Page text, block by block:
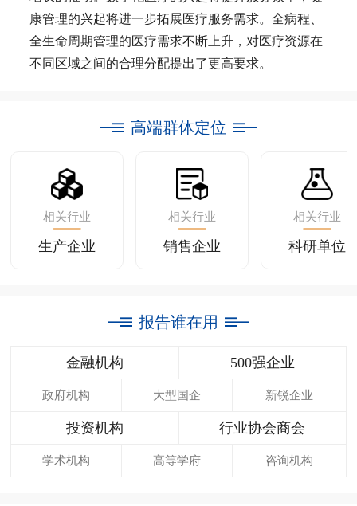
康管理的兴起将进一步拓展医疗服务需求。全病程、
全生命周期管理的医疗需求不断上升，对医疗资源在
不同区域之间的合理分配提出了更高要求。
高端群体定位
相关行业
生产企业
相关行业
销售企业
相关行业
科研单位
报告谁在用
金融机构 500强企业
政府机构 大型国企 新锐企业
投资机构 行业协会商会
学术机构 高等学府 咨询机构